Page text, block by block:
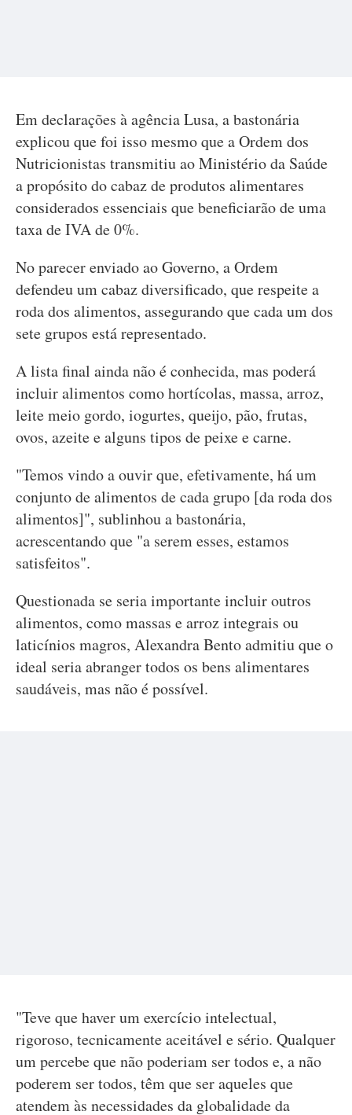
Em declarações à agência Lusa, a bastonária
explicou que foi isso mesmo que a Ordem dos
Nutricionistas transmitiu ao Ministério da Saúde
a propósito do cabaz de produtos alimentares
considerados essenciais que beneficiarão de uma
taxa de IVA de 0%.
No parecer enviado ao Governo, a Ordem
defendeu um cabaz diversificado, que respeite a
roda dos alimentos, assegurando que cada um dos
sete grupos está representado.
A lista final ainda não é conhecida, mas poderá
incluir alimentos como hortícolas, massa, arroz,
leite meio gordo, iogurtes, queijo, pão, frutas,
ovos, azeite e alguns tipos de peixe e carne.
"Temos vindo a ouvir que, efetivamente, há um
conjunto de alimentos de cada grupo [da roda dos
alimentos]", sublinhou a bastonária,
acrescentando que "a serem esses, estamos
satisfeitos".
Questionada se seria importante incluir outros
alimentos, como massas e arroz integrais ou
laticínios magros, Alexandra Bento admitiu que o
ideal seria abranger todos os bens alimentares
saudáveis, mas não é possível.
"Teve que haver um exercício intelectual,
rigoroso, tecnicamente aceitável e sério. Qualquer
um percebe que não poderiam ser todos e, a não
poderem ser todos, têm que ser aqueles que
atendem às necessidades da globalidade da